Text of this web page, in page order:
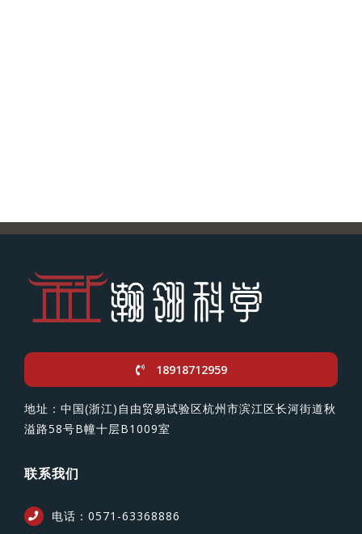
18918712959
地址：中国(浙江)自由贸易试验区杭州市滨江区长河街道秋
溢路58号B幢十层B1009室
联系我们
电话：0571-63368886